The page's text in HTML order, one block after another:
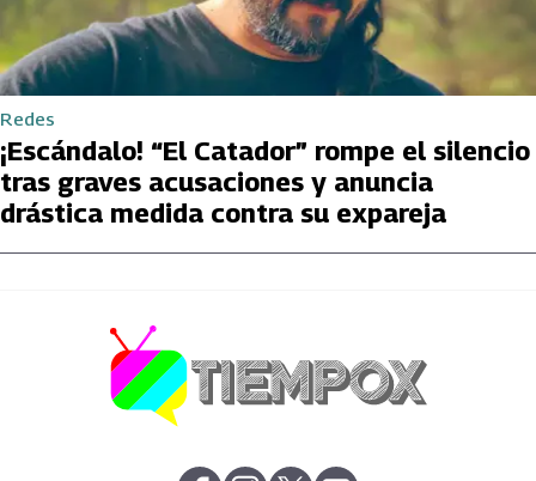
Redes
¡Escándalo! “El Catador” rompe el silencio
tras graves acusaciones y anuncia
drástica medida contra su expareja
abre en nueva pestaña
abre en nueva pestaña
abre en nueva pestaña